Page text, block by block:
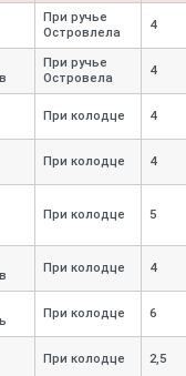
При ручье
Островлела
4
При ручье
Островела
4
При колодце 4
При колодце 4
При колодце 5
При колодце 4
При колодце 6
При колодце 2,5